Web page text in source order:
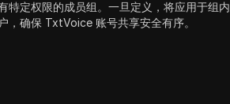
特定权限的成员组。一旦定义，将应用于组内
，确保 TxtVoice 账号共享安全有序。